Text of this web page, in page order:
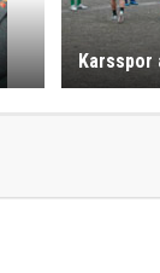
Karsspor